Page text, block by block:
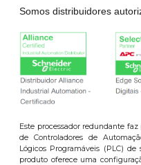
Somos distribuidores
Este processador redundante
de Controladores de
Lógicos Programáveis (PLC)
produto oferece uma